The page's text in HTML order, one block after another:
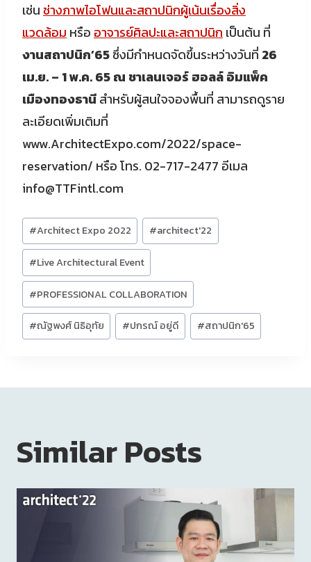
เช่นช่างภาพไอโฟนและสถาปนิกผู้เน้นเรื่องสิ่ง
แวดล้อม หรือ อาจารย์ศิลปะและสถาปนิก เป็นต้น ที่
งานสถาปนิก’65ซึ่งมีกำหนดจัดขึ้นระหว่างวันที่ 26
เม.ย. – 1 พ.ค. 65 ณ ชาเลนเจอร์ ฮอลล์ อิมแพ็ค
เมืองทองธานีสำหรับผู้สนใจจองพื้นที่ สามารถดูราย
ละเอียดเพิ่มเติมที่
www.ArchitectExpo.com/2022/space-
reservation/ หรือ โทร. 02-717-2477 อีเมล
info@TTFintl.com
Post
Tags:
#Architect Expo 2022 #architect'22
#Live Architectural Event
#PROFESSIONAL COLLABORATION
#ณัฐพงศ์ นิธิอุทัย #ปกรณ์ อยู่ดี #สถาปนิก'65
Similar Posts